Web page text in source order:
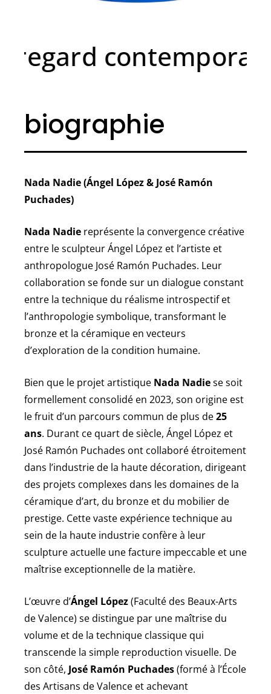
contemporain
biographie
Nada Nadie (Ángel López & José Ramón
Puchades)
Nada Nadie représente la convergence créative
entre le sculpteur Ángel López et l’artiste et
anthropologue José Ramón Puchades. Leur
collaboration se fonde sur un dialogue constant
entre la technique du réalisme introspectif et
l’anthropologie symbolique, transformant le
bronze et la céramique en vecteurs
d’exploration de la condition humaine.
Bien que le projet artistique Nada Nadiese soit
formellement consolidé en 2023, son origine est
le fruit d’un parcours commun de plus de25
ans. Durant ce quart de siècle, Ángel López et
José Ramón Puchades ont collaboré étroitement
dans l’industrie de la haute décoration, dirigeant
des projets complexes dans les domaines de la
céramique d’art, du bronze et du mobilier de
prestige. Cette vaste expérience technique au
sein de la haute industrie confère à leur
sculpture actuelle une facture impeccable et une
maîtrise exceptionnelle de la matière.
L’œuvre d’Ángel López(Faculté des Beaux-Arts
de Valence) se distingue par une maîtrise du
volume et de la technique classique qui
transcende la simple reproduction visuelle. De
son côté, José Ramón Puchades(formé à l’École
des Artisans de Valence et achevant